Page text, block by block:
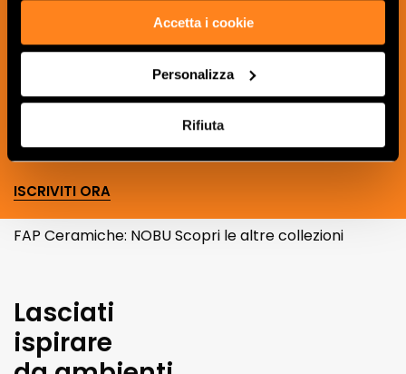
Accetta i cookie
Personalizza
Rifiuta
Iscriviti alla nostra newsletter per essere
sempre aggiornato sulle novità e
ricevere idee, consigli e suggerimenti
del mondo della ceramica e dell’interior
design.
ISCRIVITI ORA
FAP Ceramiche: NOBU Scopri le altre collezioni
Lasciati
ispirare